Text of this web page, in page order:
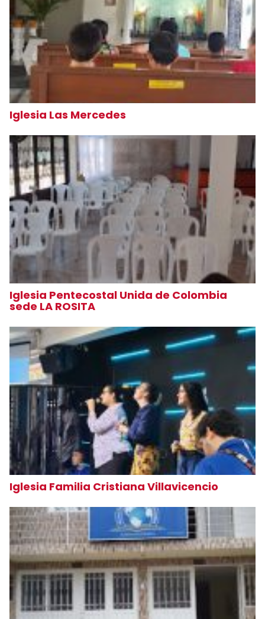
Iglesia Las Mercedes
Iglesia Pentecostal Unida de Colombia
sede LA ROSITA
Iglesia Familia Cristiana Villavicencio